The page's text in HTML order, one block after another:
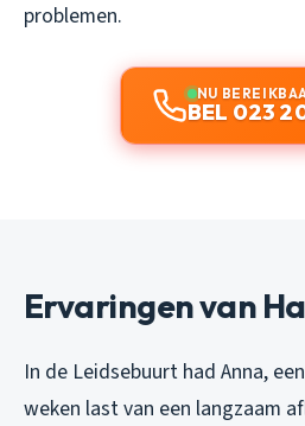
problemen.
NU
BEL 023
Ervaringen van
In de Leidsebuurt had Anna,
weken last van een langzaam